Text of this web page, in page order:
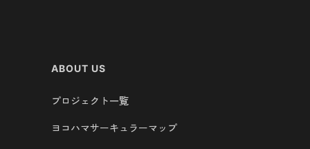
ABOUT US
プロジェクト一覧
ヨコハマサーキュラーマップ